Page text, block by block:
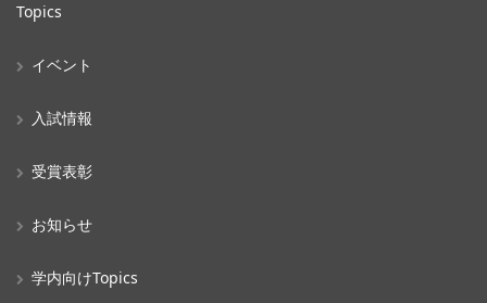
Topics
イベント
入試情報
受賞表彰
お知らせ
学内向けTopics